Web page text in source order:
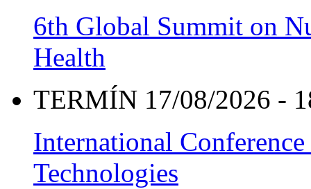
6th Global Summit on
Health
TERMÍN 17/08/2026 -
International
Technologies